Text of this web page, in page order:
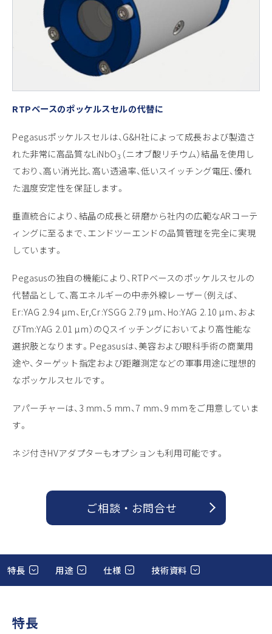
RTPベースのポッケルスセルの代替に
Pegasusポッケルスセルは、G&H社によって成長および製造さ
れた非常に高品質なLiNbO3 （ニオブ酸リチウム）結晶を使用し
ており、高い消光比、高い透過率、低いスイッチング電圧、優れ
た温度安定性を保証します。
垂直統合により、結晶の成長と研磨から社内の広範なARコーテ
ィングに至るまで、エンドツーエンドの品質管理を完全に実現
しています。
Pegasusの独自の機能により、RTPベースのポッケルスセルの
代替品として、高エネルギーの中赤外線レーザー（例えば、
Er:YAG 2.94 µm、Er,Cr:YSGG 2.79 µm、Ho:YAG 2.10 µm、およ
びTm:YAG 2.01 µm）のQスイッチングにおいてより高性能な
選択肢となります。Pegasusは、美容および眼科手術の商業用
途や、ターゲット指定および距離測定などの軍事用途に理想的
なポッケルスセルです。
アパーチャーは、3 mm、5 mm、7 mm、9 mmをご用意していま
す。
ネジ付きHVアダプターもオプションも利用可能です。
ご相談 ・ お問合せ
特長 用途 仕様 技術資料
特長